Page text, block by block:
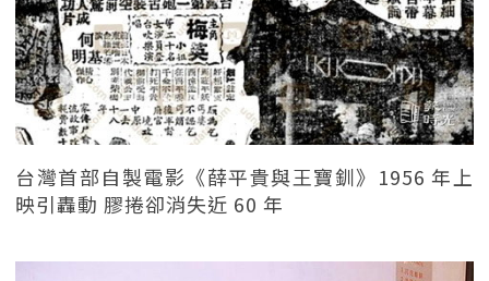
台灣首部自製電影《薛平貴與王寶釧》1956 年上
映引轟動 膠捲卻消失近 60 年